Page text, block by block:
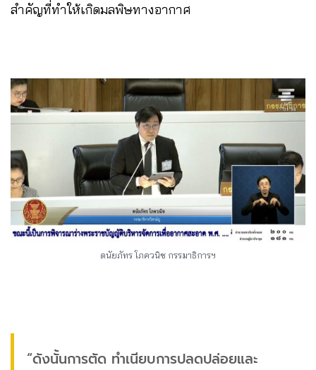
สำคัญที่ทำให้เกิดมลพิษทางอากาศ
ดนัยภัทร โภควนิช กรรมาธิการฯ
“ดังนั้นการตัด ทำเนียบการปลดปล่อยและ